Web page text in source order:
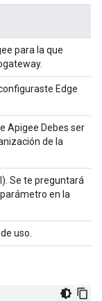
para la que
Edge
Apigee Debes ser
de la
Se te preguntará
en la
uso.